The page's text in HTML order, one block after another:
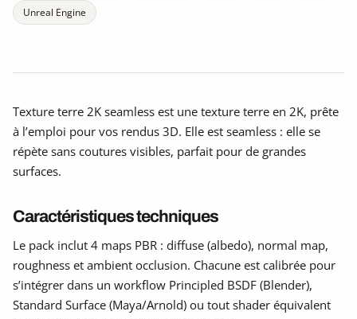
Unreal Engine
Texture terre 2K seamless est une texture terre en 2K, prête
à l’emploi pour vos rendus 3D. Elle est seamless : elle se
répète sans coutures visibles, parfait pour de grandes
surfaces.
Caractéristiques techniques
Le pack inclut 4 maps PBR : diffuse (albedo), normal map,
roughness et ambient occlusion. Chacune est calibrée pour
s’intégrer dans un workflow Principled BSDF (Blender),
Standard Surface (Maya/Arnold) ou tout shader équivalent